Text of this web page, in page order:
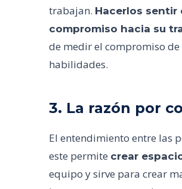
trabajan. Hacerlos sentir
compromiso hacia su
de medir el compromiso
habilidades.
3. La razón por
El entendimiento entre las
este permite crear
equipo y sirve para crear